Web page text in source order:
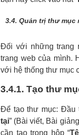
3.4. Quản trị thư mục
Đối với những trang
trang web của mình.
với hệ thống thư mục
3.4.1. Tạo thư
Để tạo thư mục: Đầu
tại” (Bài viết, Bài
cần tạo trong hộp “